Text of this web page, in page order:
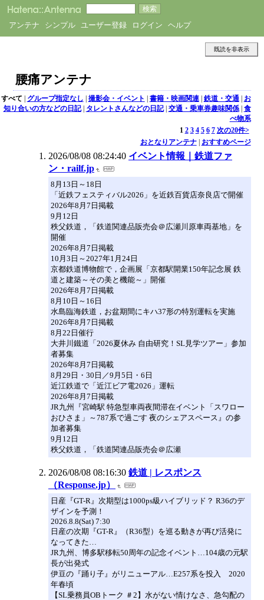
アンテナ シンプル ユーザー登録 ログイン ヘルプ
既読を非表示
腰痛アンテナ
すべて | グループ指定なし | 撮影会・イベント | 書籍・映画関連| 鉄道・交通| お
知り合いの方などの日記| タレントさんなどの日記| 交通・乗車券趣味関係| 食
べ物系
1 2 3 4 5 6 7 次の20件>
おとなりアンテナ| おすすめページ
2026/08/08 08:24:40 イベント情報｜鉄道ファ
ン・railf.jp
8月13日～18日
「近鉄フェスティバル2026」を近鉄百貨店奈良店で開催
2026年8月7日掲載
9月12日
秩父鉄道，「鉄道関連品販売会＠広瀬川原車両基地」を
開催
2026年8月7日掲載
10月3日～2027年1月24日
京都鉄道博物館で，企画展「京都駅開業150年記念展 鉄
道と建築～その美と機能～」開催
2026年8月7日掲載
8月10日～16日
水島臨海鉄道，お盆期間にキハ37形の特別運転を実施
2026年8月7日掲載
8月22日催行
大井川鐵道「2026夏休み 自由研究！SL見学ツアー」参加
者募集
2026年8月7日掲載
8月29日・30日／9月5日・6日
近江鉄道で「近江ビア電2026」運転
2026年8月7日掲載
JR九州『宮崎駅 特急型車両夜間滞在イベント「スワロー
おひさま」～787系で過ごす 夜のシェアスペース』の参
加者募集
9月12日
秩父鉄道，「鉄道関連品販売会＠広瀬
2026/08/08 08:16:30 鉄道 | レスポンス
（Response.jp）
日産『GT-R』次期型は1000ps級ハイブリッド？ R36のデ
ザインを予測！
2026.8.8(Sat) 7:30
日産の次期『GT-R』（R36型）を巡る動きが再び活発に
なってきた…
JR九州、博多駅移転50周年の記念イベント…104歳の元駅
長が出発式
伊豆の『踊り子』がリニューアル…E257系を投入 2020
年春頃
【SL乗務員OBトーク ＃2】水がない情けなさ、急勾配の